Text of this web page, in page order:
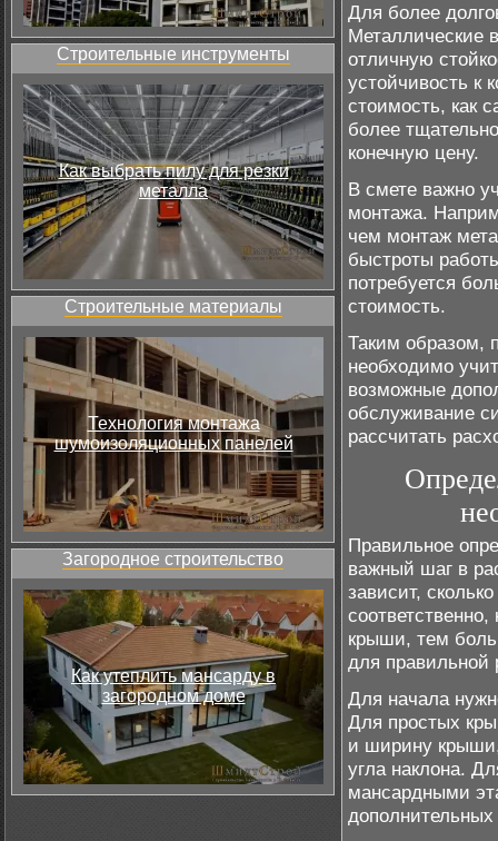
Строительные инструменты
Как выбрать пилу для резки
металла
Строительные материалы
Технология монтажа
шумоизоляционных панелей
Загородное строительство
Как утеплить мансарду в
загородном доме
Для более
Металлические
отличную
устойчивость к
стоимость, как
более
конечную цену.
В смете важно
монтажа.
чем монтаж
быстроты
потребуется
стоимость.
Таким образом,
необходимо
возможные
обслуживание
рассчитать
Правильное
важный шаг в
зависит,
крыши, тем
для
Для начала
Для простых
и ширину
угла наклона.
мансардными